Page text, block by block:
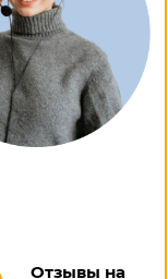
Отзывы на